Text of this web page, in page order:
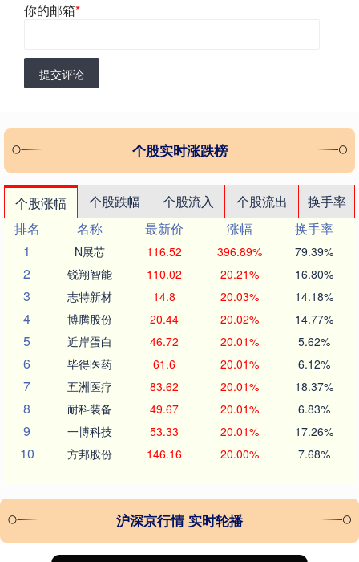
你的邮箱*
提交评论
个股实时涨跌榜
个股涨幅 个股跌幅 个股流入 个股流出
换手率
排名
名称 最新价 涨幅
换手率
1
N展芯 116.52 396.89% 79.39%
2 锐翔智能 110.02 20.21% 16.80%
3 志特新材 14.8 20.03% 14.18%
4 博腾股份 20.44 20.02% 14.77%
5 近岸蛋白 46.72 20.01% 5.62%
6 毕得医药 61.6 20.01% 6.12%
7 五洲医疗 83.62 20.01% 18.37%
8 耐科装备 49.67 20.01% 6.83%
9 一博科技 53.33 20.01% 17.26%
10 方邦股份 146.16 20.00% 7.68%
沪深京行情 实时轮播